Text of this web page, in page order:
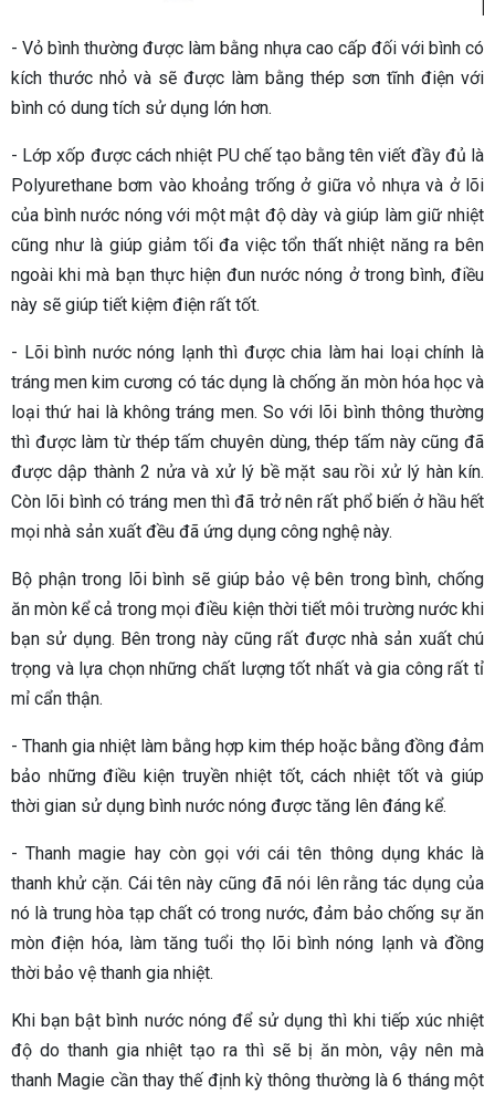
- Vỏ bình thường được làm bằng nhựa cao cấp đối với bình có
kích thước nhỏ và sẽ được làm bằng thép sơn tĩnh điện với
bình có dung tích sử dụng lớn hơn.
- Lớp xốp được cách nhiệt PU chế tạo bằng tên viết đầy đủ là
Polyurethane bơm vào khoảng trống ở giữa vỏ nhựa và ở lõi
của bình nước nóng với một mật độ dày và giúp làm giữ nhiệt
cũng như là giúp giảm tối đa việc tổn thất nhiệt năng ra bên
ngoài khi mà bạn thực hiện đun nước nóng ở trong bình, điều
này sẽ giúp tiết kiệm điện rất tốt.
- Lõi bình nước nóng lạnh thì được chia làm hai loại chính là
tráng men kim cương có tác dụng là chống ăn mòn hóa học và
loại thứ hai là không tráng men. So với lõi bình thông thường
thì được làm từ thép tấm chuyên dùng, thép tấm này cũng đã
được dập thành 2 nửa và xử lý bề mặt sau rồi xử lý hàn kín.
Còn lõi bình có tráng men thì đã trở nên rất phổ biến ở hầu hết
mọi nhà sản xuất đều đã ứng dụng công nghệ này.
Bộ phận trong lõi bình sẽ giúp bảo vệ bên trong bình, chống
ăn mòn kể cả trong mọi điều kiện thời tiết môi trường nước khi
bạn sử dụng. Bên trong này cũng rất được nhà sản xuất chú
trọng và lựa chọn những chất lượng tốt nhất và gia công rất tỉ
mỉ cẩn thận.
- Thanh gia nhiệt làm bằng hợp kim thép hoặc bằng đồng đảm
bảo những điều kiện truyền nhiệt tốt, cách nhiệt tốt và giúp
thời gian sử dụng bình nước nóng được tăng lên đáng kể.
- Thanh magie hay còn gọi với cái tên thông dụng khác là
thanh khử cặn. Cái tên này cũng đã nói lên rằng tác dụng của
nó là trung hòa tạp chất có trong nước, đảm bảo chống sự ăn
mòn điện hóa, làm tăng tuổi thọ lõi bình nóng lạnh và đồng
thời bảo vệ thanh gia nhiệt.
Khi bạn bật bình nước nóng để sử dụng thì khi tiếp xúc nhiệt
độ do thanh gia nhiệt tạo ra thì sẽ bị ăn mòn, vậy nên mà
thanh Magie cần thay thế định kỳ thông thường là 6 tháng một